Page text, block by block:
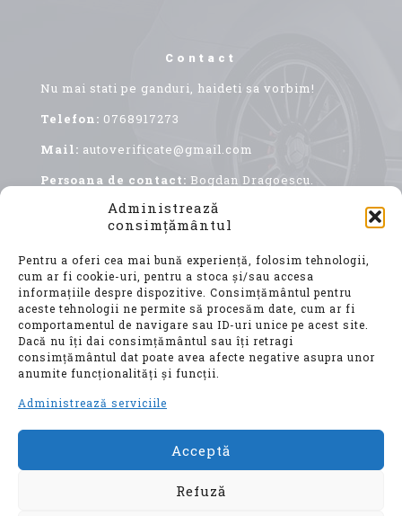
Administrează
consimțământul
Pentru a oferi cea mai bună experiență, folosim tehnologii,
cum ar fi cookie-uri, pentru a stoca și/sau accesa
informațiile despre dispozitive. Consimțământul pentru
aceste tehnologii ne permite să procesăm date, cum ar fi
comportamentul de navigare sau ID-uri unice pe acest site.
Dacă nu îți dai consimțământul sau îți retragi
consimțământul dat poate avea afecte negative asupra unor
anumite funcționalități și funcții.
Administrează serviciile
Acceptă
Refuză
Contact
Nu mai stati pe ganduri, haideti sa vorbim!
Telefon: 0768917273
Mail: autoverificate@gmail.com
Persoana de contact: Bogdan Dragoescu.
Achiziționarea unui autoturism second hand, este
o decizie importantă, care implică nu doar o
investiție financiară considerabilă, ci și o
alegere ce vă va influența confortul, siguranța și
mobilitatea pentru ani de zile.
© Auto Verificate, Toate drepturile